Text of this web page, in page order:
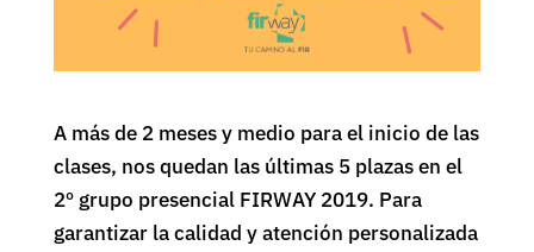
A más de 2 meses y medio para el inicio de las
clases, nos quedan las últimas 5 plazas en el
2º grupo presencial FIRWAY 2019. Para
garantizar la calidad y atención personalizada